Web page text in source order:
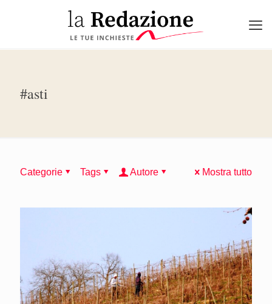
#asti
Categorie Tags Autore Mostra tutto